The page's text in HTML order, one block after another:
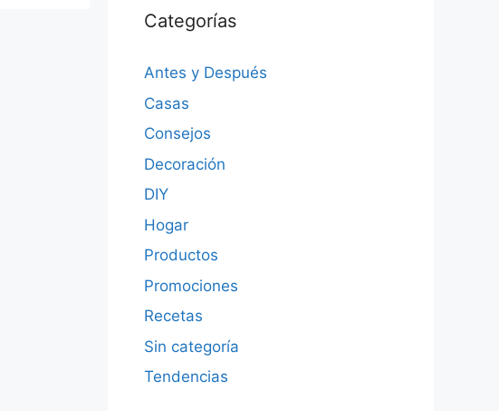
Categorías
Antes y Después
Casas
Consejos
Decoración
DIY
Hogar
Productos
Promociones
Recetas
Sin categoría
Tendencias